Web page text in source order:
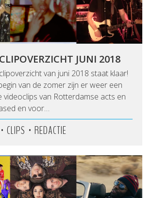
JUNI 2018
van juni 2018 staat klaar!
van de zomer zijn er weer een
videoclips van Rotterdamse acts en
en voor…
• CLIPS • REDACTIE